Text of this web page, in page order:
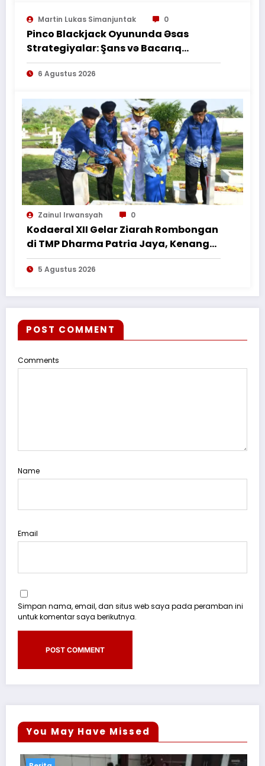
PEKERJAAN SESUAI PERJANJIAN
TERTULIS”*
Martin Lukas Simanjuntak 0
Pinco Blackjack Oyununda Əsas
Strategiyalar: Şans və Bacarıq
Balansı – BetAz Oyununa İcmal
6 Agustus 2026
Zainul Irwansyah 0
Kodaeral XII Gelar Ziarah Rombongan
di TMP Dharma Patria Jaya, Kenang
Jasa Pahlawan dalam Peringatan
HUT ke-1
5 Agustus 2026
POST COMMENT
Comments
Name
Email
Simpan nama, email, dan situs web saya pada peramban ini
untuk komentar saya berikutnya.
You May Have Missed